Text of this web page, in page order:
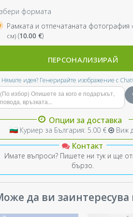
формата
Рамката и отпечатаната фотография
см)(10.00 €)
ПЕРСОНАЛИЗИРАЙ
Нямате идея? Генерирайте изображение с
Опции за доставка
Куриер за България: 5.00 € Виж
Контакт
Имате въпроси? Пишете ни тук и ще отговорим
бързо.
да ви заинтересува